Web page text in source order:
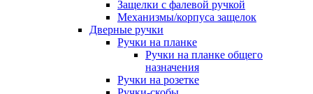
Защелки с фалевой ручкой
Механизмы/корпуса защелок
Дверные ручки
Ручки на планке
Ручки на планке общего
назначения
Ручки на розетке